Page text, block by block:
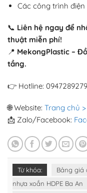
Các công trình
📞 Liên hệ ngay để
thuật miễn phí!
📍 MekongPlastic –
tầng.
👉 Hotline: 0947289279
🌐 Website: Trang chủ >
📩 Zalo/Facebook:
Từ khóa: Bảng giá
nhựa xoắn HDPE Ba An